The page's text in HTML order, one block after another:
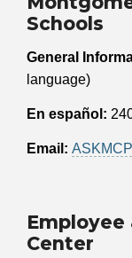
Schools
General
language)
En español:
Email:
Employee
Center